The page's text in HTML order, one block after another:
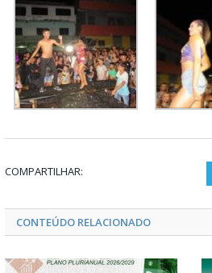
COMPARTILHAR:
CONTEÚDO RELACIONADO